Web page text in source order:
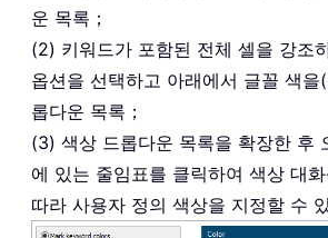
운 목록；
(2) 키워드가 포함된 전체 셀을 강조
옵션을 선택하고 아래에서 글꼴 색을
롭다운 목록；
(3) 색상 드롭다운 목록을 확장한 후
에 있는 줄임표를 클릭하여 색상 대
따라 사용자 정의 색상을 지정할 수 있